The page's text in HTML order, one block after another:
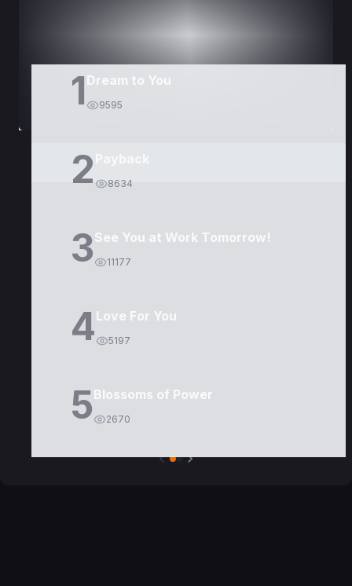
1 Dream to You
9595
2 8634
3See You at Work Tomorrow!
11177
4Love For You
5197
5Blossoms of Power
2670